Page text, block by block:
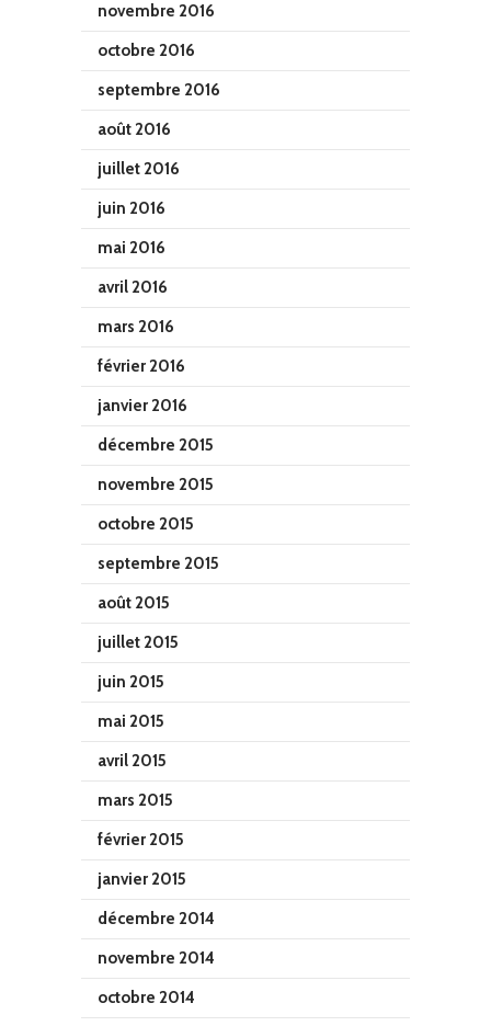
novembre 2016
octobre 2016
septembre 2016
août 2016
juillet 2016
juin 2016
mai 2016
avril 2016
mars 2016
février 2016
janvier 2016
décembre 2015
novembre 2015
octobre 2015
septembre 2015
août 2015
juillet 2015
juin 2015
mai 2015
avril 2015
mars 2015
février 2015
janvier 2015
décembre 2014
novembre 2014
octobre 2014